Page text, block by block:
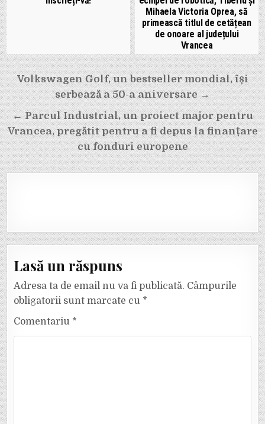
Mihaela Victoria Oprea, să
primească titlul de cetățean
de onoare al județului
Vrancea
Navigare
în
articole
Volkswagen Golf, un bestseller mondial, își
serbează a 50-a aniversare →
← Parcul Industrial, un proiect major pentru
Vrancea, pregătit pentru a fi depus la finanțare
cu fonduri europene
Lasă un răspuns
Adresa ta de email nu va fi publicată. Câmpurile
obligatorii sunt marcate cu *
Comentariu *